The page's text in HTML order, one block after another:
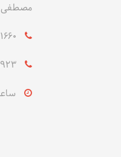
مصطفی
021-22449923- (۹۸+)
ساعت